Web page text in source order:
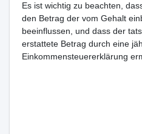
Es ist wichtig zu beachten,
den Betrag der vom Gehalt
beeinflussen, und dass der
erstattete Betrag durch eine
Einkommensteuererklärung